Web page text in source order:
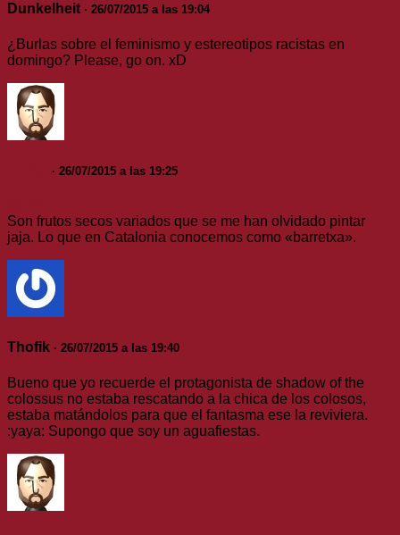
Dunkelheit · 26/07/2015 a las 19:04
¿Burlas sobre el feminismo y estereotipos racistas en
domingo? Please, go on. xD
· 26/07/2015 a las 19:25
Son frutos secos variados que se me han olvidado pintar
jaja. Lo que en Catalonia conocemos como «barretxa».
Thofik · 26/07/2015 a las 19:40
Bueno que yo recuerde el protagonista de shadow of the
colossus no estaba rescatando a la chica de los colosos,
estaba matándolos para que el fantasma ese la reviviera.
:yaya: Supongo que soy un aguafiestas.